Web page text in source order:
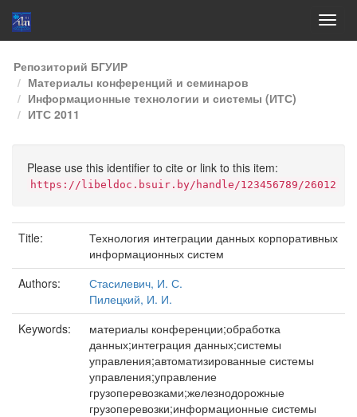
Skip
navigation
Репозиторий БГУИР
Материалы конференций и семинаров
Информационные технологии и системы (ИТС)
ИТС 2011
Please use this identifier to cite or link to this item:
https://libeldoc.bsuir.by/handle/123456789/26012
Title:
Технология интеграции данных корпоративных
информационных систем
Authors:
Стасилевич, И. С.
Пилецкий, И. И.
Keywords:
материалы конференции;обработка
данных;интеграция данных;системы
управления;автоматизированные системы
управления;управление
грузоперевозками;железнодорожные
грузоперевозки;информационные системы